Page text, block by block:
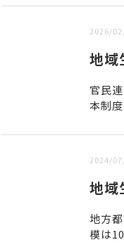
2026/
地域
官民
本制
2024/
地域
地方
模は